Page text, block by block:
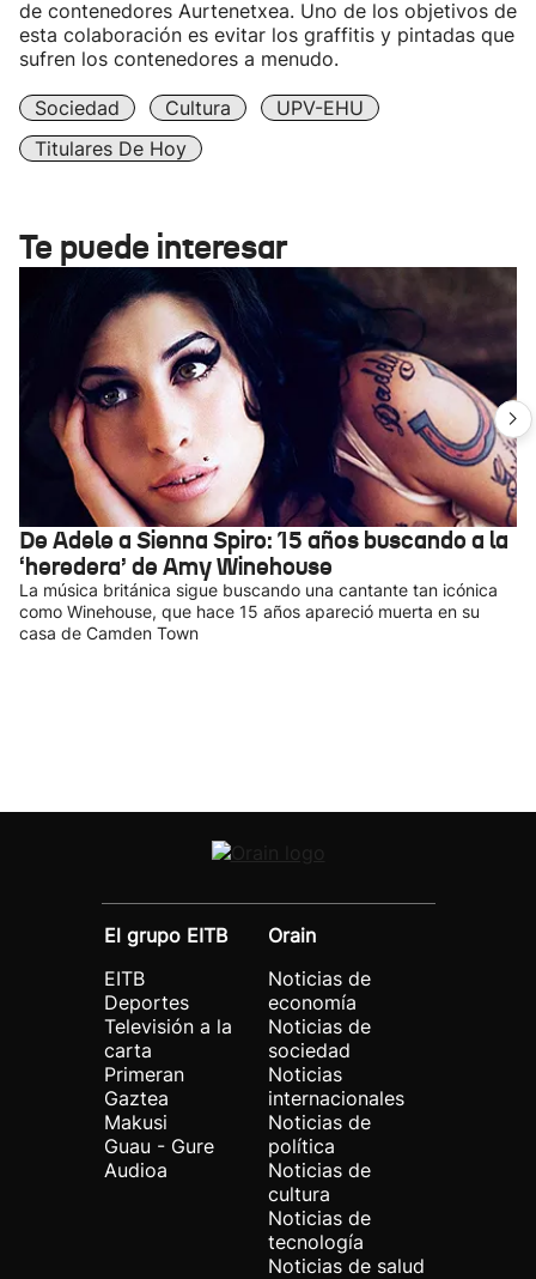
de contenedores Aurtenetxea. Uno de los objetivos de
esta colaboración es evitar los graffitis y pintadas que
sufren los contenedores a menudo.
Sociedad Cultura
UPV-EHU
Titulares De Hoy
Te puede interesar
De Adele a Sienna Spiro: 15 años buscando a la
‘heredera’ de Amy Winehouse
La música británica sigue buscando una cantante tan icónica
como Winehouse, que hace 15 años apareció muerta en su
casa de Camden Town
El grupo EITB
EITB
Deportes
Televisión a la
carta
Primeran
Gaztea
Makusi
Guau - Gure
Audioa
Orain
Noticias de
economía
Noticias de
sociedad
Noticias
internacionales
Noticias de
política
Noticias de
cultura
Noticias de
tecnología
Noticias de salud